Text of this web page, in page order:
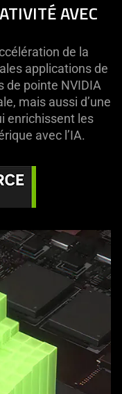
AVEC
de la
applications de
de pointe NVIDIA
mais aussi d’une
enrichissent les
avec l’IA.